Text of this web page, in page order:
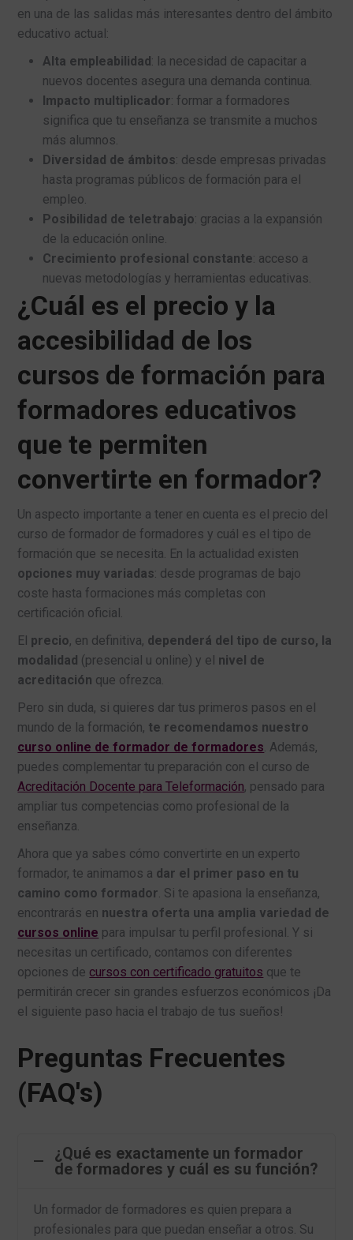
en una de las salidas más interesantes dentro del ámbito
educativo actual:
Alta empleabilidad: la necesidad de capacitar a
nuevos docentes asegura una demanda continua.
Impacto multiplicador: formar a formadores
significa que tu enseñanza se transmite a muchos
más alumnos.
Diversidad de ámbitos: desde empresas privadas
hasta programas públicos de formación para el
empleo.
Posibilidad de teletrabajo: gracias a la expansión
de la educación online.
Crecimiento profesional constante: acceso a
nuevas metodologías y herramientas educativas.
¿Cuál es el precio y la
accesibilidad de los
cursos de formación para
formadores educativos
que te permiten
convertirte en formador?
Un aspecto importante a tener en cuenta es el precio del
curso de formador de formadores y cuál es el tipo de
formación que se necesita. En la actualidad existen
opciones muy variadas: desde programas de bajo
coste hasta formaciones más completas con
certificación oficial.
El precio, en definitiva, dependerá del tipo de curso, la
modalidad (presencial u online) y el nivel de
acreditación que ofrezca.
Pero sin duda, si quieres dar tus primeros pasos en el
mundo de la formación, te recomendamos nuestro
curso online de formador de formadores . Además,
puedes complementar tu preparación con el curso de
Acreditación Docente para Teleformación, pensado para
ampliar tus competencias como profesional de la
enseñanza.
Ahora que ya sabes cómo convertirte en un experto
formador, te animamos a dar el primer paso en tu
camino como formador . Si te apasiona la enseñanza,
encontrarás en nuestra oferta una amplia variedad de
cursos online para impulsar tu perfil profesional. Y si
necesitas un certificado, contamos con diferentes
opciones de cursos con certificado gratuitos que te
permitirán crecer sin grandes esfuerzos económicos ¡Da
el siguiente paso hacia el trabajo de tus sueños!
Preguntas Frecuentes
(FAQ's)
¿Qué es exactamente un formador
de formadores y cuál es su función?
Un formador de formadores es quien prepara a
profesionales para que puedan enseñar a otros. Su